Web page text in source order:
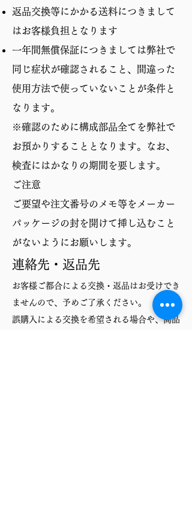
返品交換等にかかる送料につきまして
はお客様負担となります​
一年間無償保証につきましては弊社で
同じ症状が確認されること、間違った
使用方法で使っていないことが条件と
なります。
※確認のために構成部品全てを弊社で
お預かりすることとなります。なお、
検査にはかなりの期間を要します。
ご注意
ご要望や注文番号のメモ等をメーカー
パッケージの封を開けて挿し込むこと
がないようにお願いします。
連絡先・返品先
お客様ご都合による交換・返品はお受けでき
ませんので、予めご了承ください。
誤購入による交換を希望される場合や、商品